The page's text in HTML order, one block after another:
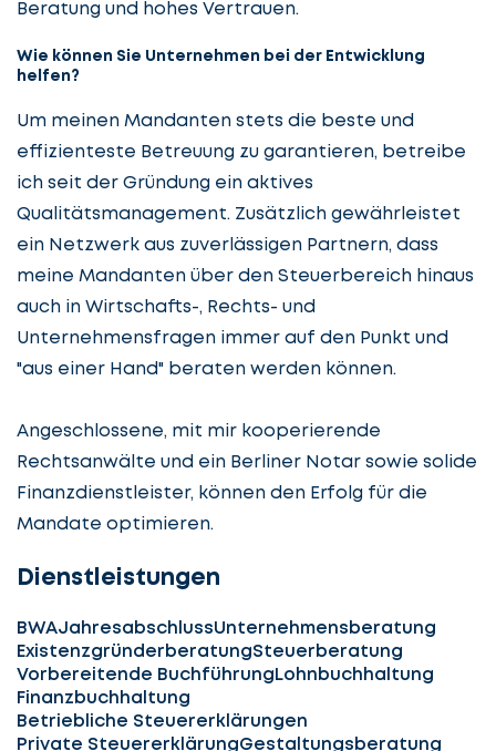
Beratung und hohes Vertrauen.
Wie können Sie Unternehmen bei der Entwicklung
helfen?
Um meinen Mandanten stets die beste und
effizienteste Betreuung zu garantieren, betreibe
ich seit der Gründung ein aktives
Qualitätsmanagement. Zusätzlich gewährleistet
ein Netzwerk aus zuverlässigen Partnern, dass
meine Mandanten über den Steuerbereich hinaus
auch in Wirtschafts-, Rechts- und
Unternehmensfragen immer auf den Punkt und
"aus einer Hand" beraten werden können.
Angeschlossene, mit mir kooperierende
Rechtsanwälte und ein Berliner Notar sowie solide
Finanzdienstleister, können den Erfolg für die
Mandate optimieren.
Dienstleistungen
BWAJahresabschlussUnternehmensberatung
ExistenzgründerberatungSteuerberatung
Vorbereitende Buchführung Lohnbuchhaltung
Finanzbuchhaltung
Betriebliche Steuererklärungen
Private SteuererklärungGestaltungsberatung